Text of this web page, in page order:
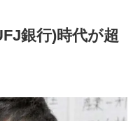
銀行)時代が超